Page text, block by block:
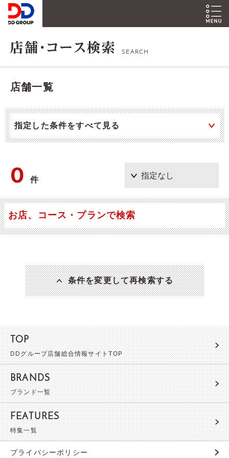
SEARCH
店舗一覧
指定した条件をすべて見る
0件
お店、コース・プランで検索
条件を変更して再検索する
TOP
DDグループ店舗総合情報サイトTOP
BRANDS
ブランド一覧
FEATURES
特集一覧
プライバシーポリシー